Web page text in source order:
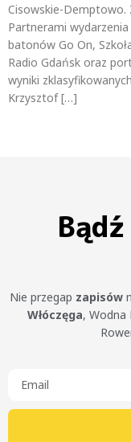
Cisowskie-Demptowo.
Partnerami
batonów Go On,
Radio Gdańsk oraz
wyniki
Krzysztof […]
Nie przegap zapisów
Włóczęga, Wodna